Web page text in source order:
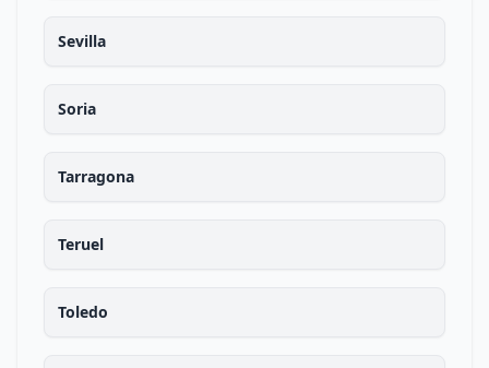
Sevilla
Soria
Tarragona
Teruel
Toledo